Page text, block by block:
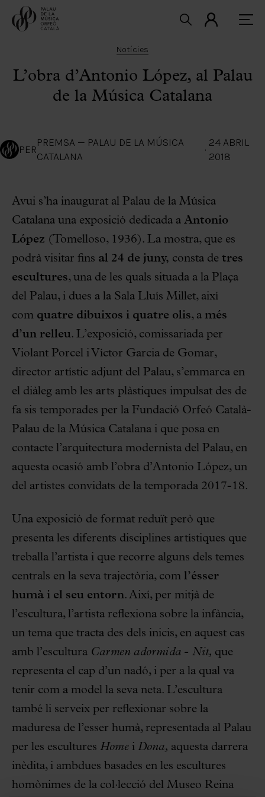
Notícies
L’obra d’Antonio López, al Palau
de la Música Catalana
PER
PREMSA — PALAU DE LA MÚSICA
CATALANA
·
24 ABRIL
2018
Avui s’ha inaugurat al Palau de la Música
Catalana una exposició dedicada a Antonio
López (Tomelloso, 1936). La mostra, que es
podrà visitar fins al 24 de juny, consta de tres
escultures, una de les quals situada a la Plaça
del Palau, i dues a la Sala Lluís Millet, així
com quatre dibuixos i quatre olis, a més
d’un relleu. L’exposició, comissariada per
Violant Porcel i Víctor Garcia de Gomar,
director artístic adjunt del Palau, s’emmarca en
el diàleg amb les arts plàstiques impulsat des de
fa sis temporades per la Fundació Orfeó Català-
Palau de la Música Catalana i que posa en
contacte l’arquitectura modernista del Palau, en
aquesta ocasió amb l’obra d’Antonio López, un
del artistes convidats de la temporada 2017-18.
Una exposició de format reduït però que
presenta les diferents disciplines artístiques que
treballa l’artista i que recorre alguns dels temes
centrals en la seva trajectòria, com l’ésser
humà i el seu entorn. Així, per mitjà de
l’escultura, l’artista reflexiona sobre la infància,
un tema que tracta des dels inicis, en aquest cas
amb l’escultura Carmen adormida - Nit, que
representa el cap d’un nadó, i per a la qual va
tenir com a model la seva neta. L’escultura
també li serveix per reflexionar sobre la
maduresa de l’esser humà, representada al Palau
per les escultures Homei Dona, aquesta darrera
inèdita, i ambdues basades en les escultures
homònimes de la col·lecció del Museo Reina